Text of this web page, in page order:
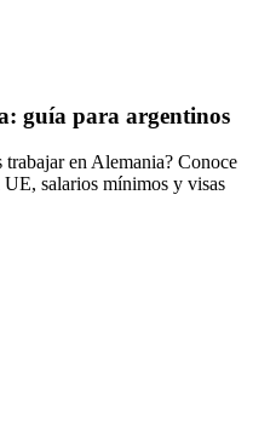
guía para argentinos
en Alemania? Conoce
salarios mínimos y visas